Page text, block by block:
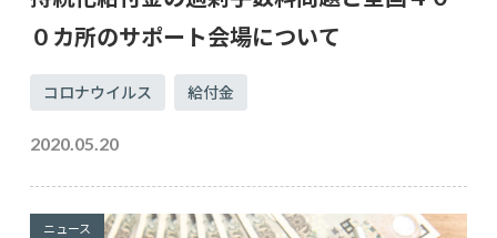
０カ所のサポート会場について
コロナウイルス 給付金
2020.05.20
ニュース